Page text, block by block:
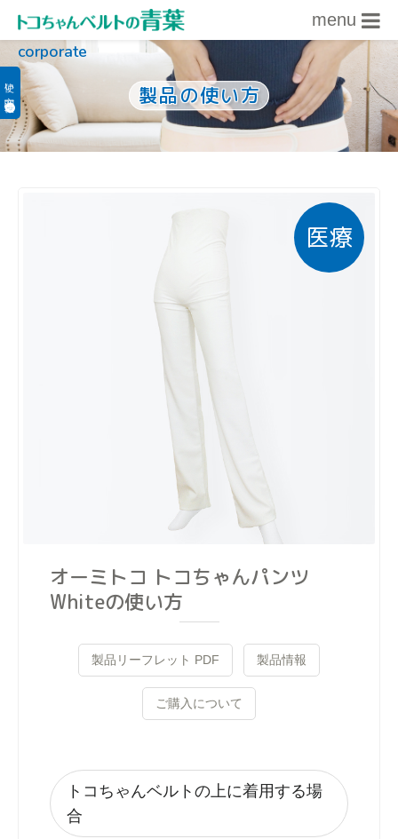
内容をスキップ
menu
corporate
製品の使い方
使い方関連情報
医療
オーミトコ トコちゃんパンツ
Whiteの使い方
製品リーフレット PDF 製品情報
ご購入について
トコちゃんベルトの上に着用する場
合